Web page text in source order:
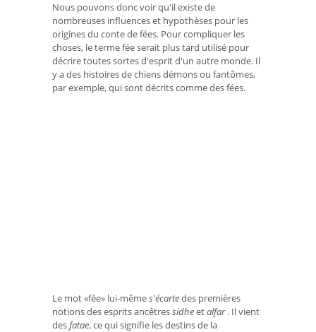
Nous pouvons donc voir qu'il existe de
nombreuses influences et hypothèses pour les
origines du conte de fées. Pour compliquer les
choses, le terme fée serait plus tard utilisé pour
décrire toutes sortes d'esprit d'un autre monde. Il
y a des histoires de chiens démons ou fantômes,
par exemple, qui sont décrits comme des fées.
Le mot «fée» lui-mêmes'écartedes premières
notions des esprits ancêtressidheetalfar. Il vient
desfatae, ce qui signifie les destins de la